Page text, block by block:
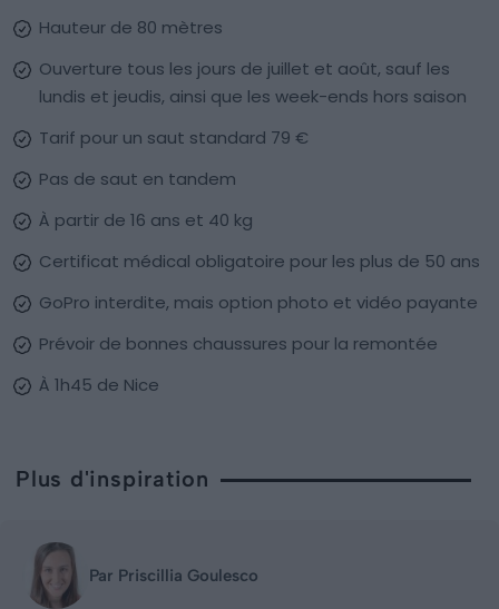
Hauteur de 80 mètres
Ouverture tous les jours de juillet et août, sauf les
lundis et jeudis, ainsi que les week-ends hors saison
Tarif pour un saut standard 79 €
Pas de saut en tandem
À partir de 16 ans et 40 kg
Certificat médical obligatoire pour les plus de 50 ans
GoPro interdite, mais option photo et vidéo payante
Prévoir de bonnes chaussures pour la remontée
À 1h45 de Nice
Plus d'inspiration
Par Priscillia Goulesco